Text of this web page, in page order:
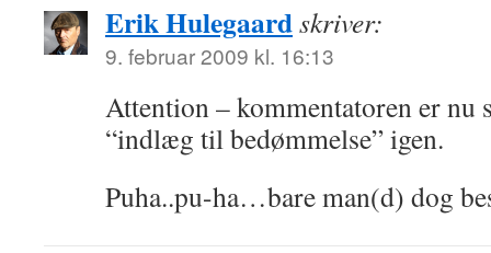
Erik Hulegaardskriver:
9. februar 2009 kl. 16:13
Attention – kommentatoren er nu
“indlæg til bedømmelse” igen.
Puha..pu-ha…bare man(d) dog